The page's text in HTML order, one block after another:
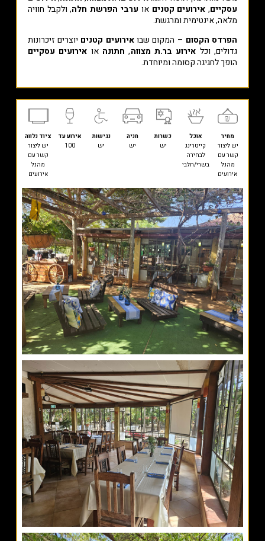
עסקיים, אירועים קטנים או ערבי הפרשת חלה, ולקבל חוויה
מלאה, אינטימית ומרגשת.
הפרדס הקסום – המקום שבואירועים קטנים יוצרים זיכרונות
גדולים, וכל אירוע בר.ת מצווה, חתונה או אירועים עסקיים
הופך לחגיגה קסומה ומיוחדת.
מחיר אוכל כשרות חניה נגישות אירוע עד
ציוד נלווה
יש ליצור
קשר עם
מהנל
אירועים
קייטרינג
לבחירה
בשרי/חלבי
יש יש יש 100
יש ליצור
קשר עם
מהנל
אירועים